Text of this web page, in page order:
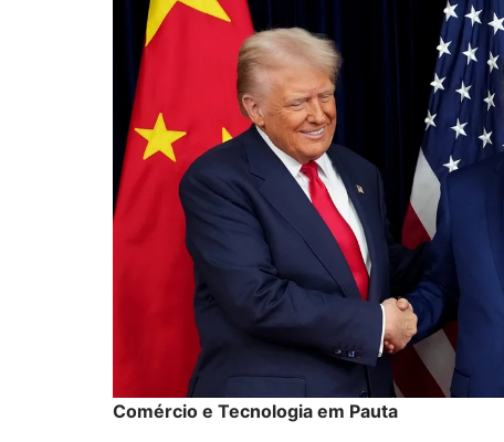
Comércio e Tecnologia em Pauta